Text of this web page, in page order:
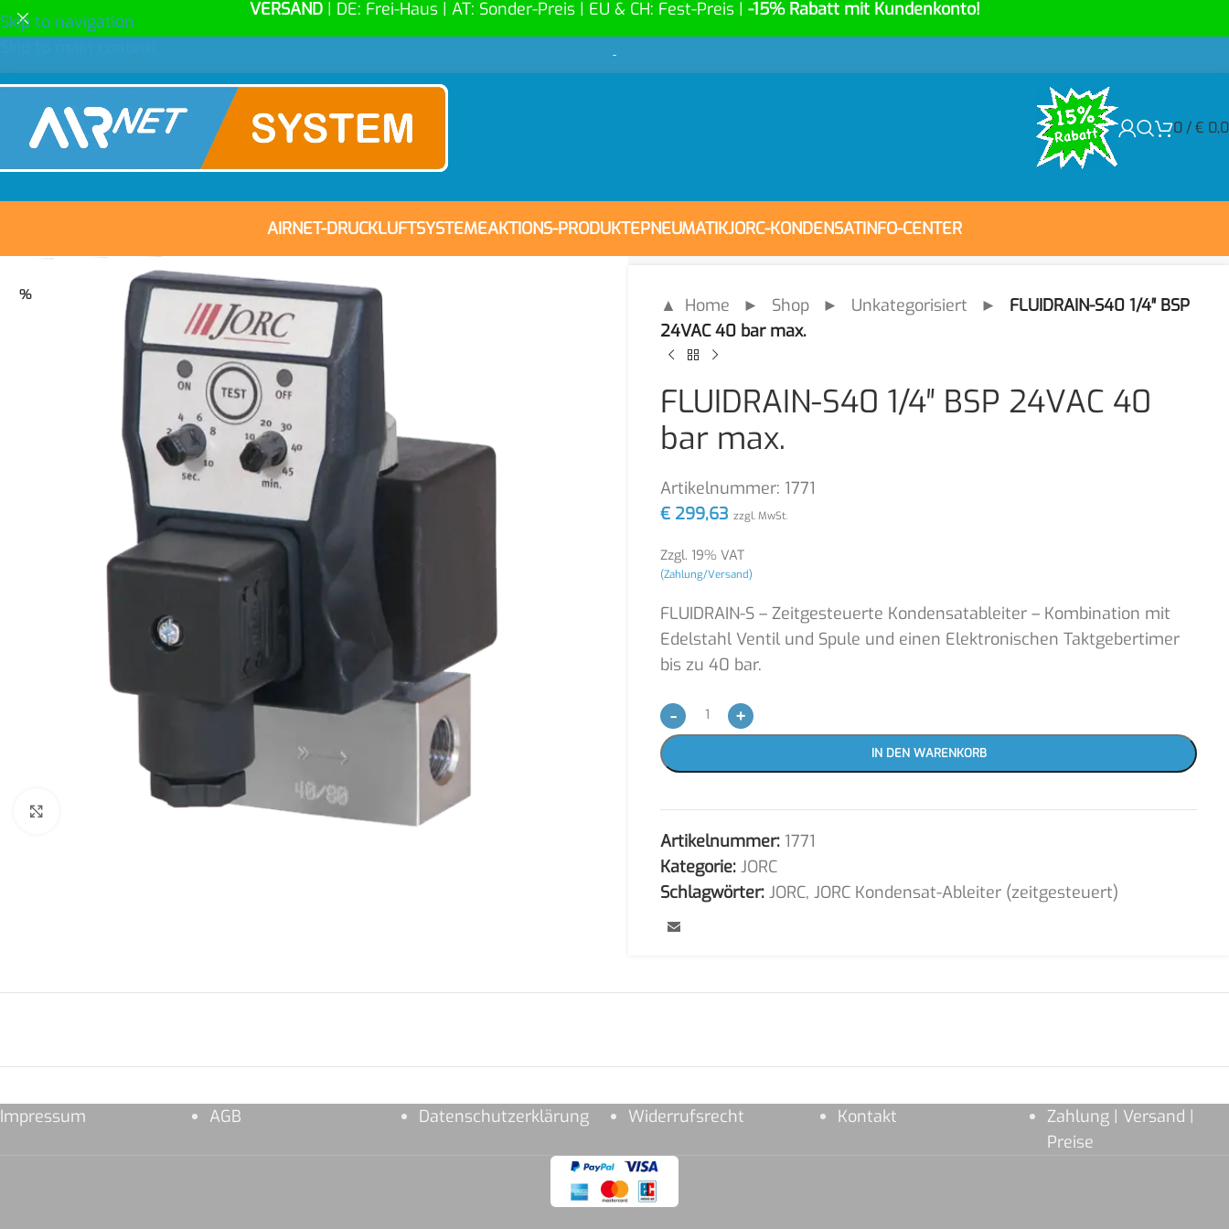
Skip to navigation
VERSAND | DE: Frei-Haus | AT: Sonder-Preis | EU & CH: Fest-Preis | -15% Rabatt mit Kundenkonto!
-
0 /€
AIRNET-DRUCKLUFTSYSTEMEAKTIONS-PRODUKTEPNEUMATIKJORC-KONDENSATINFO-CENTER
% ▲ Home ► Shop ► Unkategorisiert ► FLUIDRAIN-S40 1/4″ BSP
24VAC 40 bar max.
FLUIDRAIN-S40 1/4″ BSP 24VAC 40
bar max.
Artikelnummer: 1771
€ 299,63 zzgl. MwSt.
Zzgl. 19% VAT
(Zahlung/Versand)
FLUIDRAIN-S – Zeitgesteuerte Kondensatableiter – Kombination mit
Edelstahl Ventil und Spule und einen Elektronischen Taktgebertimer
bis zu 40 bar.
- +
IN DEN WARENKORB
Artikelnummer: 1771
Kategorie: JORC
Schlagwörter: JORC, JORC Kondensat-Ableiter (zeitgesteuert)
Impressum AGB Datenschutzerklärung Widerrufsrecht Kontakt
Zahlung | Versand |
Preise